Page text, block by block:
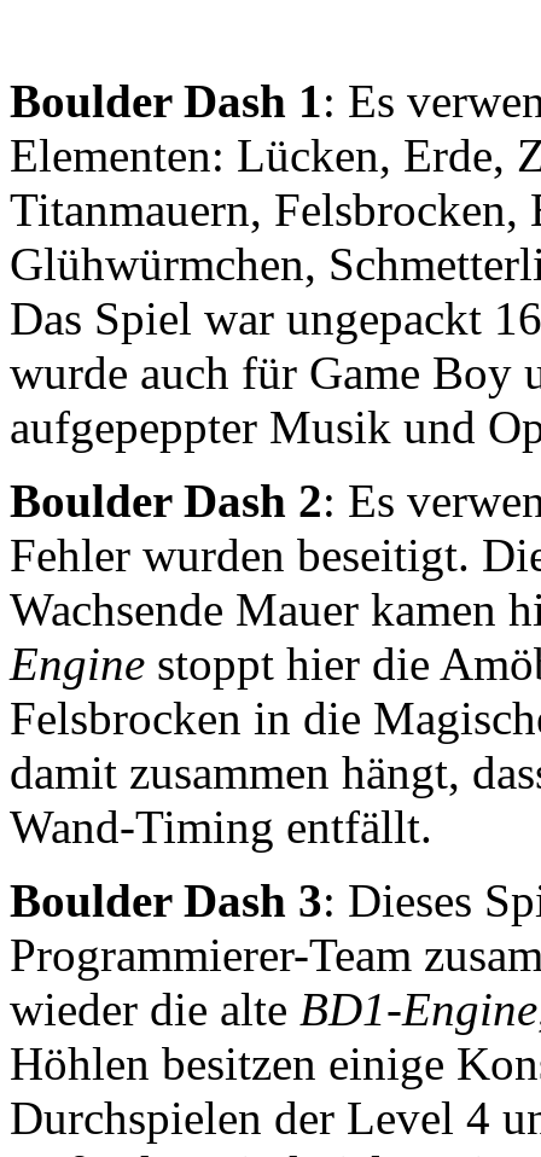
Boulder Dash 1: Es
Elementen: Lücken, Erde,
Titanmauern, Felsbrocken,
Glühwürmchen,
Das Spiel war ungepackt
wurde auch für Game Boy
aufgepeppter Musik und
Boulder Dash 2: Es
Fehler wurden beseitigt.
Wachsende Mauer kamen
Engine stoppt hier die
Felsbrocken in die
damit zusammen hängt,
Wand-Timing entfällt.
Boulder Dash 3: Dieses
Programmierer-Team
wieder die alte BD1-Engine
Höhlen besitzen einige
Durchspielen der Level 4